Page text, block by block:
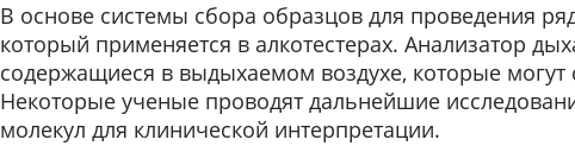
В основе системы сбора образцов для проведения
который применяется в алкотестерах. Анализатор
содержащиеся в выдыхаемом воздухе, которые
Некоторые ученые проводят дальнейшие
молекул для клинической интерпретации.